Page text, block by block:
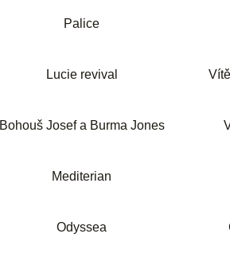
Palice
Lucie revival
Bohouš Josef a Burma Jones
Mediterian
Odyssea